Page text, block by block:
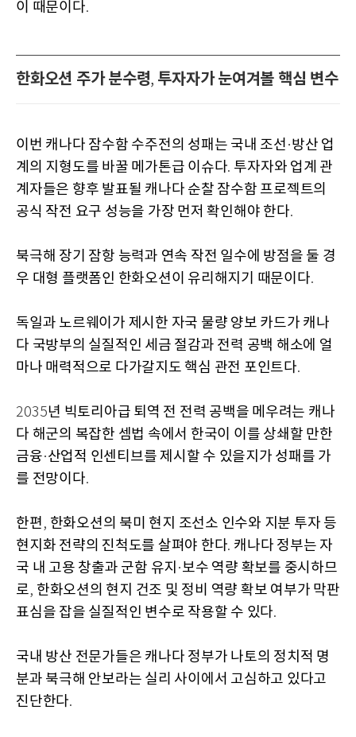
이 때문이다.
한화오션 주가 분수령, 투자자가 눈여겨볼 핵심 변수
이번 캐나다 잠수함 수주전의 성패는 국내 조선 ·방산 업
계의 지형도를 바꿀 메가톤급 이슈다. 투자자와 업계 관
계자들은 향후 발표될 캐나다 순찰 잠수함 프로젝트의
공식 작전 요구 성능을 가장 먼저 확인해야 한다.
북극해 장기 잠항 능력과 연속 작전 일수에 방점을 둘 경
우 대형 플랫폼인 한화오션이 유리해지기 때문이다.
독일과 노르웨이가 제시한 자국 물량 양보 카드가 캐나
다 국방부의 실질적인 세금 절감과 전력 공백 해소에 얼
마나 매력적으로 다가갈지도 핵심 관전 포인트다.
2035년 빅토리아급 퇴역 전 전력 공백을 메우려는 캐나
다 해군의 복잡한 셈법 속에서 한국이 이를 상쇄할 만한
금융·산업적 인센티브를 제시할 수 있을지가 성패를 가
를 전망이다.
한편, 한화오션의 북미 현지 조선소 인수와 지분 투자 등
현지화 전략의 진척도를 살펴야 한다. 캐나다 정부는 자
국 내 고용 창출과 군함 유지 ·보수 역량 확보를 중시하므
로, 한화오션의 현지 건조 및 정비 역량 확보 여부가 막판
표심을 잡을 실질적인 변수로 작용할 수 있다.
국내 방산 전문가들은 캐나다 정부가 나토의 정치적 명
분과 북극해 안보라는 실리 사이에서 고심하고 있다고
진단한다.